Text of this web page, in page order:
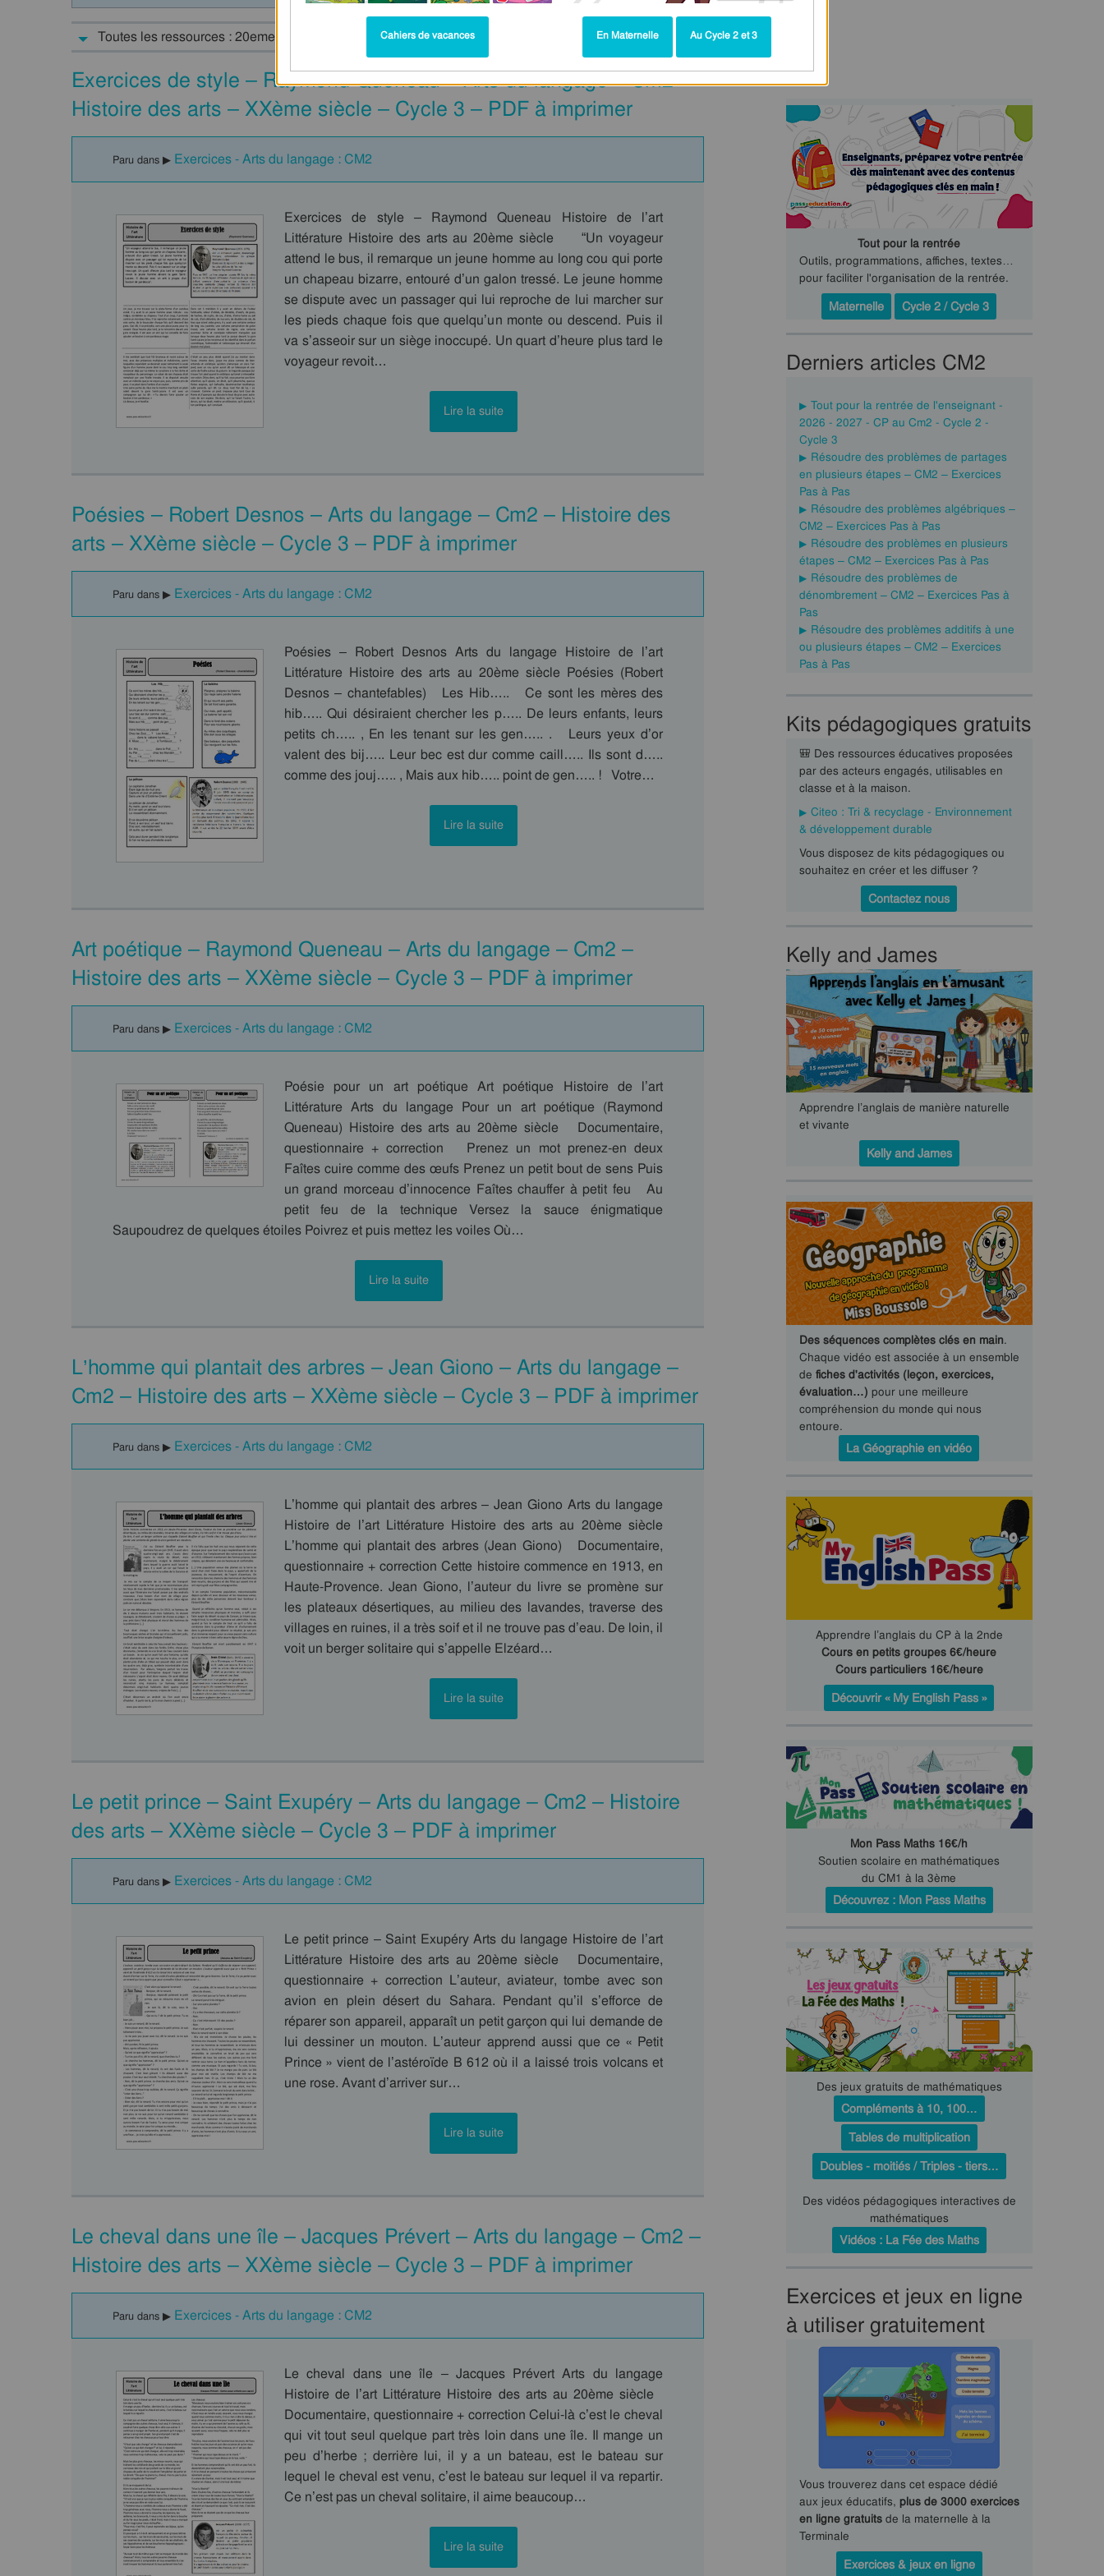
Toutes les ressources : 20eme siècle - Histoire des arts : CM2
Exercices de style – Raymond Queneau – Arts du langage – Cm2 –
Histoire des arts – XXème siècle – Cycle 3 – PDF à imprimer
Paru dans ▶ Exercices - Arts du langage : CM2
Exercices de style – Raymond Queneau Histoire de l’art
Littérature Histoire des arts au 20ème siècle “Un voyageur
attend le bus, il remarque un jeune homme au long cou qui porte
un chapeau bizarre, entouré d’un galon tressé. Le jeune homme
se dispute avec un passager qui lui reproche de lui marcher sur
les pieds chaque fois que quelqu’un monte ou descend. Puis il
va s’asseoir sur un siège inoccupé. Un quart d’heure plus tard le
voyageur revoit…
Lire la suite
Poésies – Robert Desnos – Arts du langage – Cm2 – Histoire des
arts – XXème siècle – Cycle 3 – PDF à imprimer
Paru dans ▶ Exercices - Arts du langage : CM2
Poésies – Robert Desnos Arts du langage Histoire de l’art
Littérature Histoire des arts au 20ème siècle Poésies (Robert
Desnos – chantefables) Les Hib….. Ce sont les mères des
hib….. Qui désiraient chercher les p….. De leurs enfants, leurs
petits ch….. , En les tenant sur les gen….. . Leurs yeux d’or
valent des bij….. Leur bec est dur comme caill….. Ils sont d…..
comme des jouj….. , Mais aux hib….. point de gen….. ! Votre…
Lire la suite
Art poétique – Raymond Queneau – Arts du langage – Cm2 –
Histoire des arts – XXème siècle – Cycle 3 – PDF à imprimer
Paru dans ▶ Exercices - Arts du langage : CM2
Poésie pour un art poétique Art poétique Histoire de l’art
Littérature Arts du langage Pour un art poétique (Raymond
Queneau) Histoire des arts au 20ème siècle Documentaire,
questionnaire + correction Prenez un mot prenez-en deux
Faîtes cuire comme des œufs Prenez un petit bout de sens Puis
un grand morceau d’innocence Faîtes chauffer à petit feu Au
petit feu de la technique Versez la sauce énigmatique
Saupoudrez de quelques étoiles Poivrez et puis mettez les voiles Où…
Lire la suite
L’homme qui plantait des arbres – Jean Giono – Arts du langage –
Cm2 – Histoire des arts – XXème siècle – Cycle 3 – PDF à imprimer
Paru dans ▶ Exercices - Arts du langage : CM2
L’homme qui plantait des arbres – Jean Giono Arts du langage
Histoire de l’art Littérature Histoire des arts au 20ème siècle
L’homme qui plantait des arbres (Jean Giono) Documentaire,
questionnaire + correction Cette histoire commence en 1913, en
Haute-Provence. Jean Giono, l’auteur du livre se promène sur
les plateaux désertiques, au milieu des lavandes, traverse des
villages en ruines, il a très soif et il ne trouve pas d’eau. De loin, il
voit un berger solitaire qui s’appelle Elzéard…
Lire la suite
Le petit prince – Saint Exupéry – Arts du langage – Cm2 – Histoire
des arts – XXème siècle – Cycle 3 – PDF à imprimer
Paru dans ▶ Exercices - Arts du langage : CM2
Le petit prince – Saint Exupéry Arts du langage Histoire de l’art
Littérature Histoire des arts au 20ème siècle Documentaire,
questionnaire + correction L’auteur, aviateur, tombe avec son
avion en plein désert du Sahara. Pendant qu’il s’efforce de
réparer son appareil, apparaît un petit garçon qui lui demande de
lui dessiner un mouton. L’auteur apprend aussi que ce « Petit
Prince » vient de l’astéroïde B 612 où il a laissé trois volcans et
une rose. Avant d’arriver sur…
Lire la suite
Le cheval dans une île – Jacques Prévert – Arts du langage – Cm2 –
Histoire des arts – XXème siècle – Cycle 3 – PDF à imprimer
Paru dans ▶ Exercices - Arts du langage : CM2
Le cheval dans une île – Jacques Prévert Arts du langage
Histoire de l’art Littérature Histoire des arts au 20ème siècle
Documentaire, questionnaire + correction Celui-là c’est le cheval
qui vit tout seul quelque part très loin dans une île. Il mange un
peu d’herbe ; derrière lui, il y a un bateau, est le bateau sur
lequel le cheval est venu, c’est le bateau sur lequel il va repartir.
Ce n’est pas un cheval solitaire, il aime beaucoup…
Lire la suite
Tout pour la rentrée
Outils, programmations, affiches, textes…
pour faciliter l'organisation de la rentrée.
Maternelle
Cycle 2 / Cycle 3
Derniers articles CM2
Tout pour la rentrée de l'enseignant -
2026 - 2027 - CP au Cm2 - Cycle 2 -
Cycle 3
Résoudre des problèmes de partages
en plusieurs étapes – CM2 – Exercices
Pas à Pas
Résoudre des problèmes algébriques –
CM2 – Exercices Pas à Pas
Résoudre des problèmes en plusieurs
étapes – CM2 – Exercices Pas à Pas
Résoudre des problèmes de
dénombrement – CM2 – Exercices Pas à
Pas
Résoudre des problèmes additifs à une
ou plusieurs étapes – CM2 – Exercices
Pas à Pas
Kits pédagogiques gratuits
🎒 Des ressources éducatives proposées
par des acteurs engagés, utilisables en
classe et à la maison.
Citeo : Tri & recyclage - Environnement
& développement durable
Vous disposez de kits pédagogiques ou
souhaitez en créer et les diffuser ?
Contactez nous
Kelly and James
Apprendre l’anglais de manière naturelle
et vivante
Kelly and James
Des séquences complètes clés en main.
Chaque vidéo est associée à un ensemble
de fiches d'activités (leçon, exercices,
évaluation…) pour une meilleure
compréhension du monde qui nous
entoure.
La Géographie en vidéo
Apprendre l’anglais du CP à la 2nde
Cours en petits groupes 6€/heure
Cours particuliers 16€/heure
Découvrir « My English Pass »
Mon Pass Maths 16€/h
Soutien scolaire en mathématiques
du CM1 à la 3ème
Découvrez : Mon Pass Maths
Des jeux gratuits de mathématiques
Compléments à 10, 100…
Tables de multiplication
Doubles - moitiés / Triples - tiers…
Des vidéos pédagogiques interactives de
mathématiques
Vidéos : La Fée des Maths
Exercices et jeux en ligne
à utiliser gratuitement
Vous trouverez dans cet espace dédié
aux jeux éducatifs, plus de 3000 exercices
en ligne gratuitsde la maternelle à la
Terminale
Exercices & jeux en ligne
Cahiers de vacances En Maternelle Au Cycle 2 et 3